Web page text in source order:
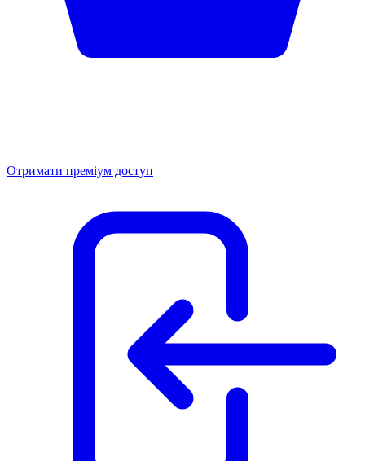
Отримати преміум доступ